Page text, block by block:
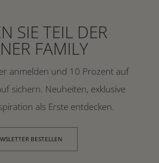
SIE TEIL DER
FAMILY
anmelden und 10 Prozent auf
sichern. Neuheiten, exklusive
als Erste entdecken.
BESTELLEN